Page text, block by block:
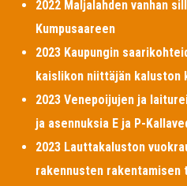
2022 Maljalahden vanhan
Kumpusaareen
2023 Kaupungin
kaislikon niittäjän kaluston
2023 Venepoijujen ja
ja asennuksia E ja P-
2023 Lauttakaluston
rakennusten